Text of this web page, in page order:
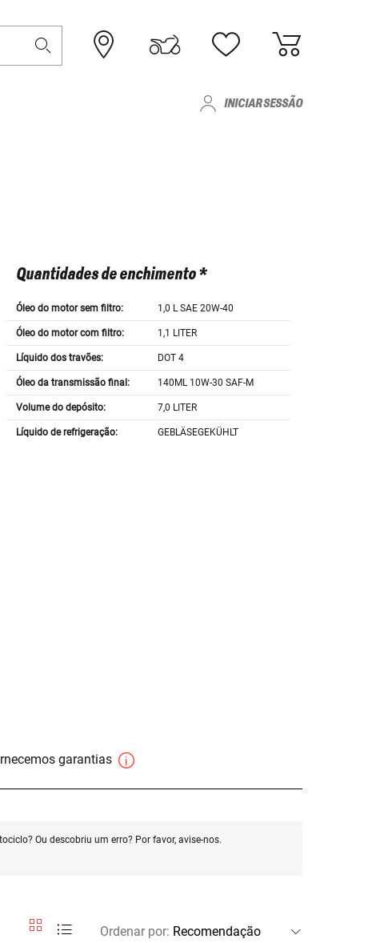
INICIAR SESSÃO
Quantidades de enchimento *
Óleo do motor sem filtro: 1,0 L SAE 20W-40
Óleo do motor com filtro: 1,1 LITER
Líquido dos travões: DOT 4
Óleo da transmissão final: 140ML 10W-30 SAF-M
Volume do depósito: 7,0 LITER
Líquido de refrigeração: GEBLÄSEGEKÜHLT
garantias
Ou descobriu um erro? Por favor, avise-nos.
Ordenar por: